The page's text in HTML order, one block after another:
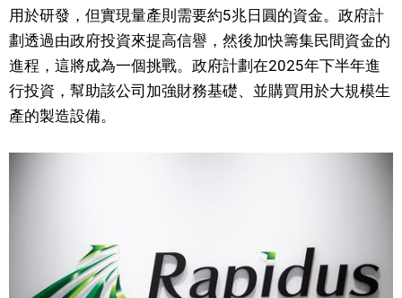
日本入門
政治外交
社會
科學技術
用於研發，但實現量產則需要約5兆日圓的資金。政府計
劃透過由政府投資來提高信譽，然後加快籌集民間資金的
進程，這將成為一個挑戰。政府計劃在2025年下半年進
行投資，幫助該公司加強財務基礎、並購買用於大規模生
產的製造設備。